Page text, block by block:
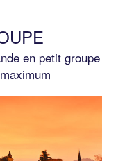
en petit groupe